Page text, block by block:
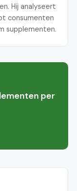
Hij analyseert
consumenten
supplementen.
per